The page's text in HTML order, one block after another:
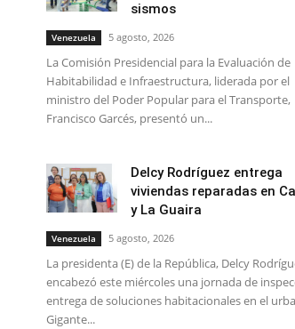
sismos
Venezuela 5 agosto, 2026
La Comisión Presidencial para la Evaluación de
Habitabilidad e Infraestructura, liderada por el
ministro del Poder Popular para el Transporte,
Francisco Garcés, presentó un...
Delcy Rodríguez entrega
viviendas reparadas en
y La Guaira
Venezuela 5 agosto, 2026
La presidenta (E) de la República, Delcy
encabezó este miércoles una jornada de
entrega de soluciones habitacionales en el
Gigante...